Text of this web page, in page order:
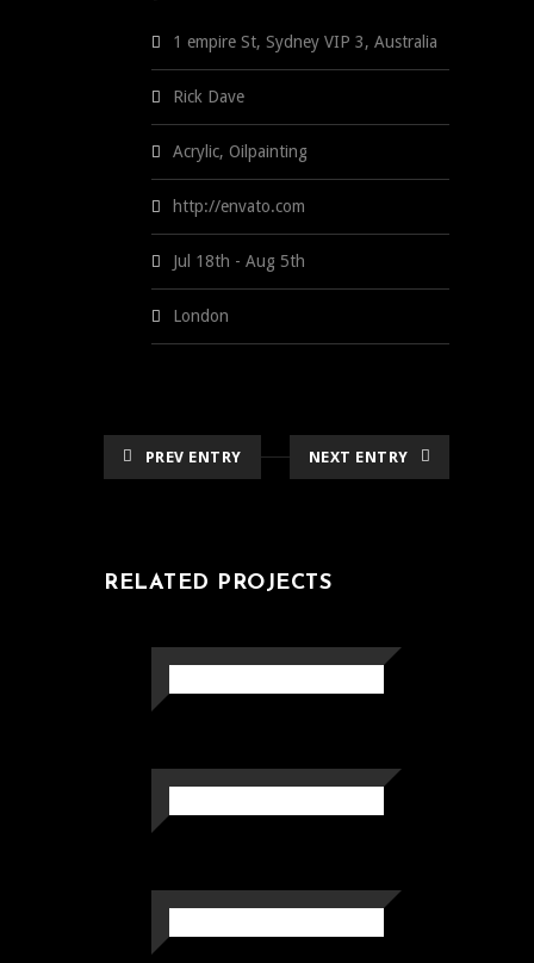
1 empire St, Sydney VIP 3, Australia
Rick Dave
Acrylic, Oilpainting
http://envato.com
Jul 18th - Aug 5th
London
PREV ENTRY NEXT ENTRY
RELATED PROJECTS